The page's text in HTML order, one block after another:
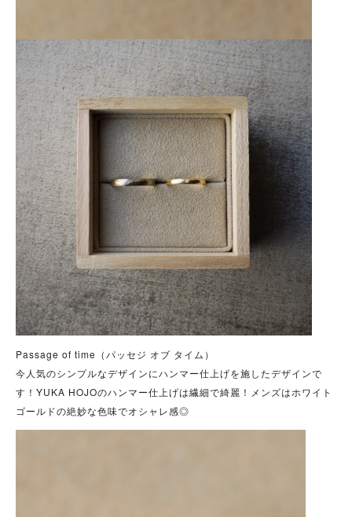
Passage of time（パッセジ オブ タイム）
今人気のシンプルなデザインにハンマー仕上げを施したデザインで
す！YUKA HOJOのハンマー仕上げは繊細で綺麗！メンズはホワイト
ゴールドの絶妙な色味でオシャレ感◎